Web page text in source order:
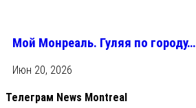
Мой Монреаль. Гуляя по городу…
Июн 20, 2026
Телеграм News Montreal